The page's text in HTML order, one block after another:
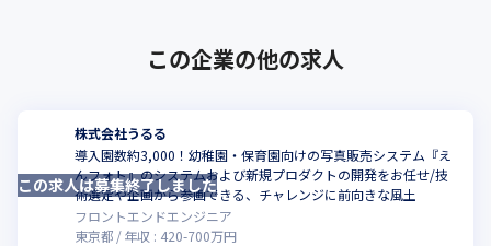
この企業の他の求人
株式会社うるる
導入園数約3,000！幼稚園・保育園向けの写真販売システム『え
んフォト』のシステムおよび新規プロダクトの開発をお任せ/技
術選定や企画から参画できる、チャレンジに前向きな風土
フロントエンドエンジニア
東京都
年収 : 420-700万円
この求人は募集終了しました